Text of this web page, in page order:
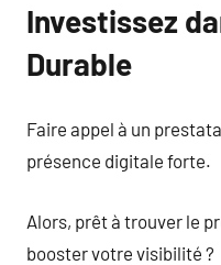
Investissez
Durable
Faire appel à un
présence digitale forte.
Alors, prêt à trouver le
booster votre visibilité ?